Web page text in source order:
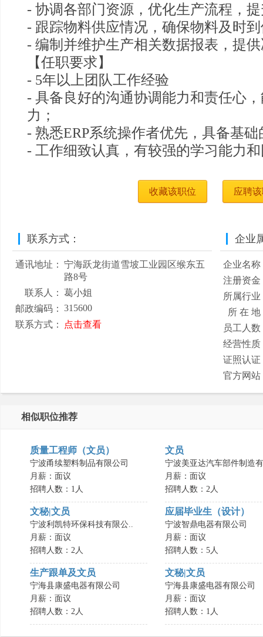
- 协调各部门资源，优化生产流程，
- 跟踪物料供应情况，确保物料及时
- 编制并维护生产相关数据报表，提
【任职要求】
- 5年以上团队工作经验
- 具备良好的沟通协调能力和责任心
力；
- 熟悉ERP系统操作者优先，具备基
- 工作细致认真，有较强的学习能力
收藏该职位 应聘
联系方式：
通讯地址：
宁海跃龙街道雪坡工业园区缑东五
路8号
联系人：
葛小姐
邮政编码：
315600
联系方式：
点击查看
企业
企业名称
注册资金
所属行业
所 在 地
员工人数
经营性质
证照认证
官方网站
相似职位推荐
质量工程师（文员）
宁波甬续塑料制品有限公司
月薪：面议
招聘人数：1人
文员
宁波美亚达汽车部件制造
月薪：面议
招聘人数：2人
文秘|文员
宁波利凯特环保科技有限公..
月薪：面议
招聘人数：2人
应届毕业生（设计）
宁波智鼎电器有限公司
月薪：面议
招聘人数：5人
生产跟单及文员
宁海县康盛电器有限公司
月薪：面议
招聘人数：2人
文秘|文员
宁海县康盛电器有限公司
月薪：面议
招聘人数：1人